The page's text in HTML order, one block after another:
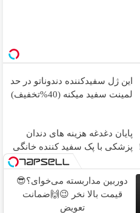
این ژل سفیدکننده دندوناتو در حد
لمینت سفید میکنه (40%تخفیف)
پایان دغدغه هزینه های دندان
پزشکی با پک سفید کننده خانگی
دوربین مداربسته می‌خوای؟😎
قیمت بالا نخر 😉🙌ضمانت
تعویض